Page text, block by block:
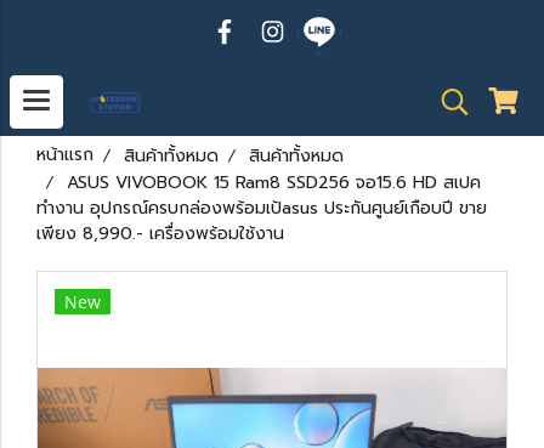
หน้าแรก สินค้าทั้งหมด
สินค้าทั้งหมด
ASUS VIVOBOOK 15 Ram8 SSD256 จอ15.6 HD สเปค
ทำงาน อุปกรณ์ครบกล่องพร้อมเป้asus ประกันศูนย์เกือบปี ขาย
เพียง 8,990.- เครื่องพร้อมใช้งาน
New